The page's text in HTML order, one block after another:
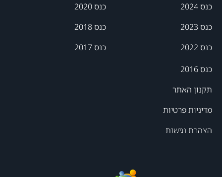
כנס 2024
כנס 2023
כנס 2022
כנס 2020
כנס 2018
כנס 2017
כנס 2016
תקנון האתר
מדיניות פרטיות
הצהרת נגישות